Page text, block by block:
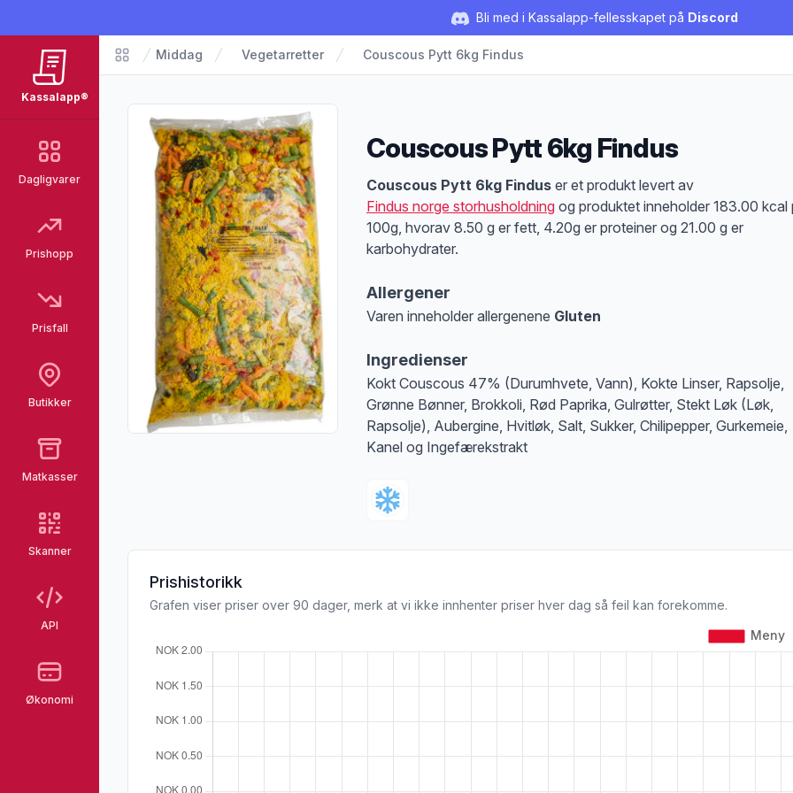
Bli med i Kassalapp-fellesskapet på Discord
Kassalapp®
Dagligvarer
Prishopp
Prisfall
Butikker
Matkasser
Skanner
API
Økonomi
Matvarer
Middag Vegetarretter Couscous Pytt 6kg Findus
Couscous Pytt 6kg Findus
Produktbeskrivelse
Couscous Pytt 6kg Findus er et produkt levert av
Findus norge storhusholdning og produktet inneholder 183.00 kcal
100g, hvorav 8.50 g er fett, 4.20g er proteiner og 21.00 g er
karbohydrater.
Allergener
Varen inneholder allergenene Gluten
at denne informasjonen er bare til informasjon, sjekk pakkningen og
Ingredienser
Kokt Couscous 47% (Durumhvete, Vann), Kokte Linser, Rapsolje,
Grønne Bønner, Brokkoli, Rød Paprika, Gulrøtter, Stekt Løk (Løk,
Rapsolje), Aubergine, Hvitløk, Salt, Sukker, Chilipepper, Gurkemeie,
Kanel og Ingefærekstrakt
Prishistorikk
Grafen viser priser over 90 dager, merk at vi ikke innhenter priser hver dag så feil kan forekomme.